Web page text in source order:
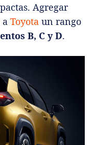
Agregar
a Toyota un rango
B, C y D.